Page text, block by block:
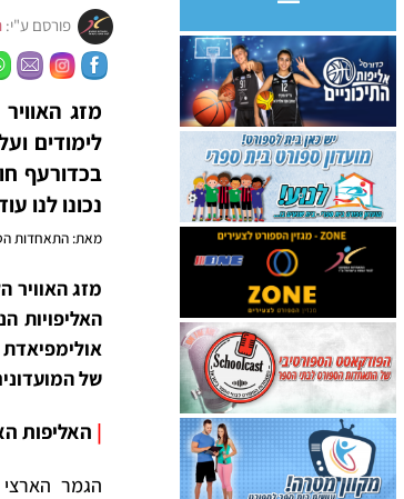
פורסם ע"י:
מזג
לימודים
בכדורעף
נכונו לנו
מאת: התאחדות
מזג האוויר
האליפויות
אולימפיאדת
של
| האליפות
הגמר